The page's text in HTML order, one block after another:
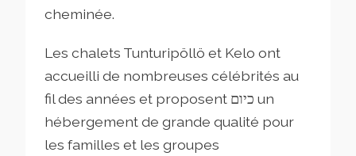
cheminée.
Les chalets Tunturipöllö et Kelo ont
accueilli de nombreuses célébrités au
fil des années et proposent כיום un
hébergement de grande qualité pour
les familles et les groupes